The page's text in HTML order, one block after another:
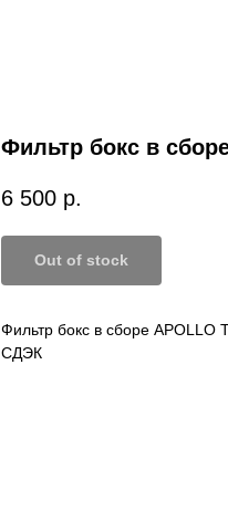
Фильтр бокс в
6 500 р.
Out of stock
Фильтр бокс в сборе APOLLO
СДЭК